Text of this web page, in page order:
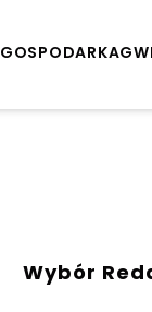
GOSPODARKA
Wybór